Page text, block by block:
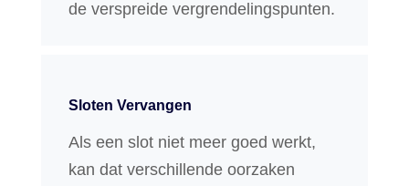
de verspreide vergrendelingspunten.
Sloten Vervangen
Als een slot niet meer goed werkt,
kan dat verschillende oorzaken